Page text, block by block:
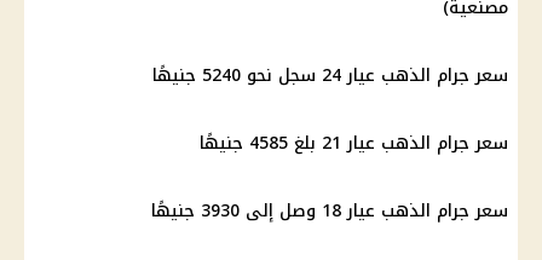
مصنعية)
سعر جرام الذهب عيار 24 سجل نحو 5240 جنيهًا
سعر جرام الذهب عيار 21 بلغ 4585 جنيهًا
سعر جرام الذهب عيار 18 وصل إلى 3930 جنيهًا